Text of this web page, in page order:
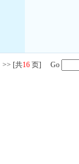
>> [共16 页] Go